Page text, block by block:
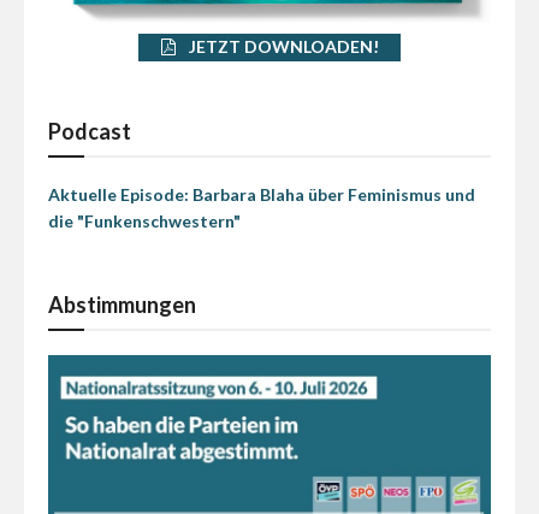
JETZT DOWNLOADEN!
Podcast
Aktuelle Episode: Barbara Blaha über Feminismus und
die "Funkenschwestern"
Abstimmungen